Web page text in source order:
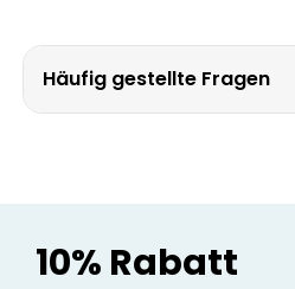
Häufig gestellte Fragen
10% Rabatt